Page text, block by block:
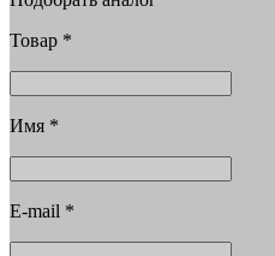
Товар *
Имя *
E-mail *